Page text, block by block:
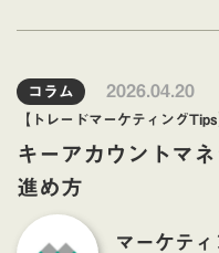
コラム 2026.04.20
【トレードマーケティングTips
キーアカウントマ
進め方
マーケテ